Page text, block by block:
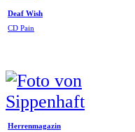
Deaf Wish
CD Pain
Herrenmagazin